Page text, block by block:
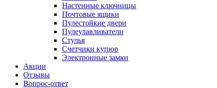
Настенные ключницы
Почтовые ящики
Пулестойкие двери
Пулеулавливатели
Стулья
Счетчики купюр
Электронные замки
Акции
Отзывы
Вопрос-ответ